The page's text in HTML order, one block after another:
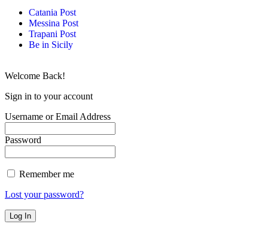
Catania Post
Messina Post
Trapani Post
Be in Sicily
Welcome Back!
Sign in to your account
Username or Email Address
Password
Remember me
Lost your password?